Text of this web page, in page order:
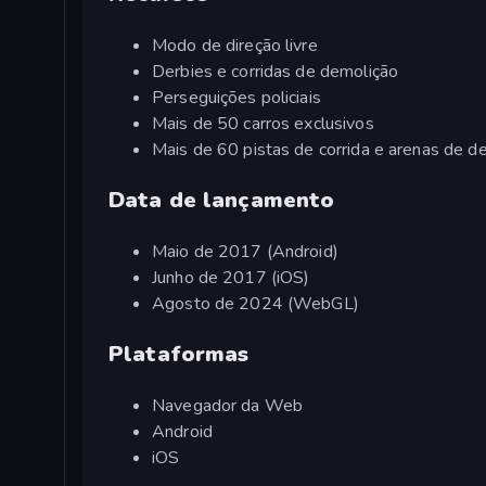
Modo de direção livre
Derbies e corridas de demolição
Perseguições policiais
Mais de 50 carros exclusivos
Mais de 60 pistas de corrida e arenas de
Data de lançamento
Maio de 2017 (Android)
Junho de 2017 (iOS)
Agosto de 2024 (WebGL)
Plataformas
Navegador da Web
Android
iOS